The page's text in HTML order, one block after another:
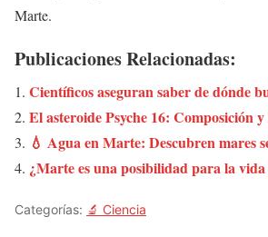
Marte.
Publicaciones Relacionadas:
Científicos aseguran saber de dónde
El asteroide Psyche 16: Composición
💧 Agua en Marte: Descubren mares
¿Marte es una posibilidad para la
Categorías: 🔬 Ciencia